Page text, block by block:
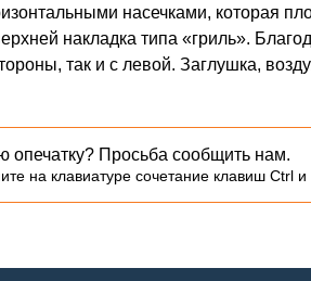
насечками, которая
накладка типа «гриль».
так и с левой. Заглушка,
опечатку? Просьба сообщить нам.
на клавиатуре сочетание клавиш Ctrl